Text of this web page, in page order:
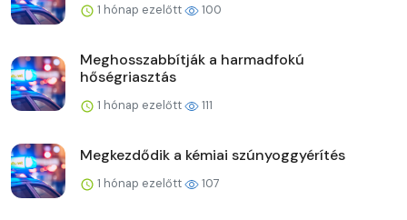
1 hónap ezelőtt 100
Meghosszabbítják a harmadfokú
hőségriasztás
1 hónap ezelőtt 111
Megkezdődik a kémiai szúnyoggyérítés
1 hónap ezelőtt 107